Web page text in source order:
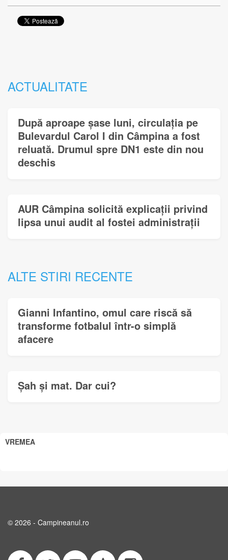
ACTUALITATE
După aproape șase luni, circulația pe
Bulevardul Carol I din Câmpina a fost
reluată. Drumul spre DN1 este din nou
deschis
AUR Câmpina solicită explicații privind
lipsa unui audit al fostei administrații
ALTE STIRI RECENTE
Gianni Infantino, omul care riscă să
transforme fotbalul într-o simplă
afacere
Șah și mat. Dar cui?
VREMEA
© 2026 - Campineanul.ro